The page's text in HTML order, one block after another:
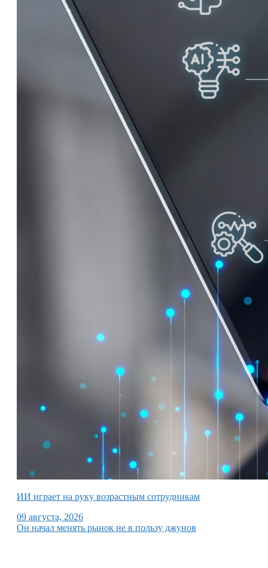
ИИ играет на руку возрастным сотрудникам
09 августа, 2026
Он начал менять рынок не в пользу джунов